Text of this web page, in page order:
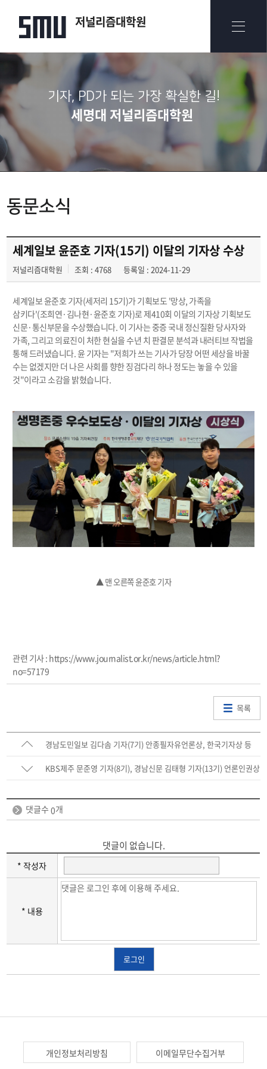
저널리즘대학원
기자, PD가 되는 가장 확실한 길!
세명대 저널리즘대학원
동문소식
세계일보 윤준호 기자(15기) 이달의 기자상 수상
저널리즘대학원 조회 : 4768 등록일 : 2024-11-29
세계일보 윤준호 기자(세저리 15기)가 기획보도 '망상, 가족을
삼키다'(조희연·김나현·윤준호 기자)로 제410회 이달의 기자상 기획보도
신문·통신부문을 수상했습니다. 이 기사는 중증 국내 정신질환 당사자와
가족, 그리고 의료진이 처한 현실을 수년 치 판결문 분석과 내러티브 작법을
통해 드러냈습니다. 윤 기자는 "저희가 쓰는 기사가 당장 어떤 세상을 바꿀
수는 없겠지만 더 나은 사회를 향한 징검다리 하나 정도는 놓을 수 있을
것"이라고 소감을 밝혔습니다.
▲ 맨 오른쪽 윤준호 기자
관련 기사 : https://www.journalist.or.kr/news/article.html?
no=57179
목록
경남도민일보 김다솜 기자(7기) 안종필자유언론상, 한국기자상 등
수상
KBS제주 문준영 기자(8기), 경남신문 김태형 기자(13기) 언론인권상
댓글수0개
댓글이 없습니다.
* 작성자
* 내용
로그인
개인정보처리방침 이메일무단수집거부